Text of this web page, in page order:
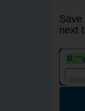
next